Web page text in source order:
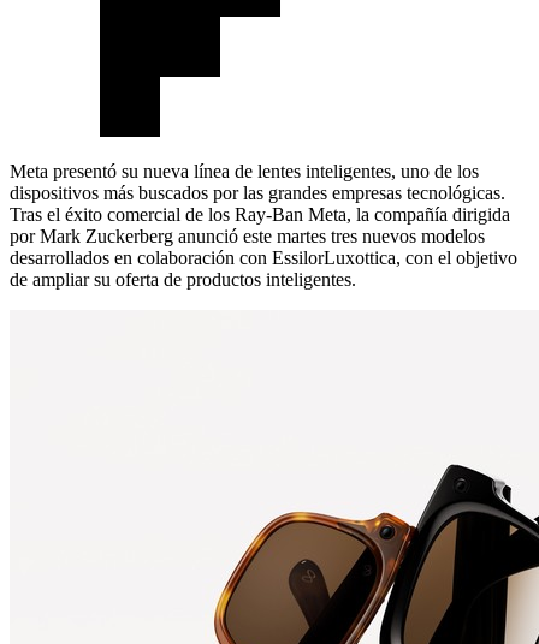
Meta presentó su nueva línea de lentes inteligentes, uno de los
dispositivos más buscados por las grandes empresas tecnológicas.
Tras el éxito comercial de los Ray-Ban Meta, la compañía dirigida
por Mark Zuckerberg anunció este martes tres nuevos modelos
desarrollados en colaboración con EssilorLuxottica, con el objetivo
de ampliar su oferta de productos inteligentes.